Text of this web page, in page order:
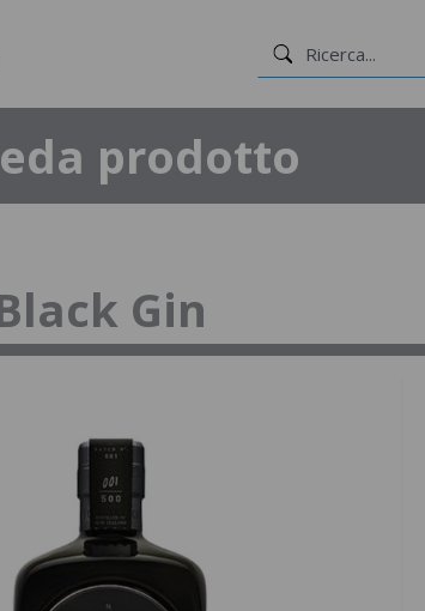
prodotto
Gin